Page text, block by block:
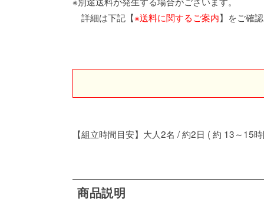
詳細は下記【※送料に関するご案内】をご確
【組立時間目安】大人2名 / 約2日 ( 約 13～15
商品説明